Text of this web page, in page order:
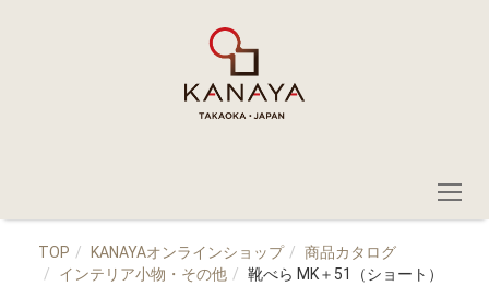
TOP KANAYAオンラインショップ
商品カタログ
インテリア小物・その他
靴べら MK＋51（ショート）